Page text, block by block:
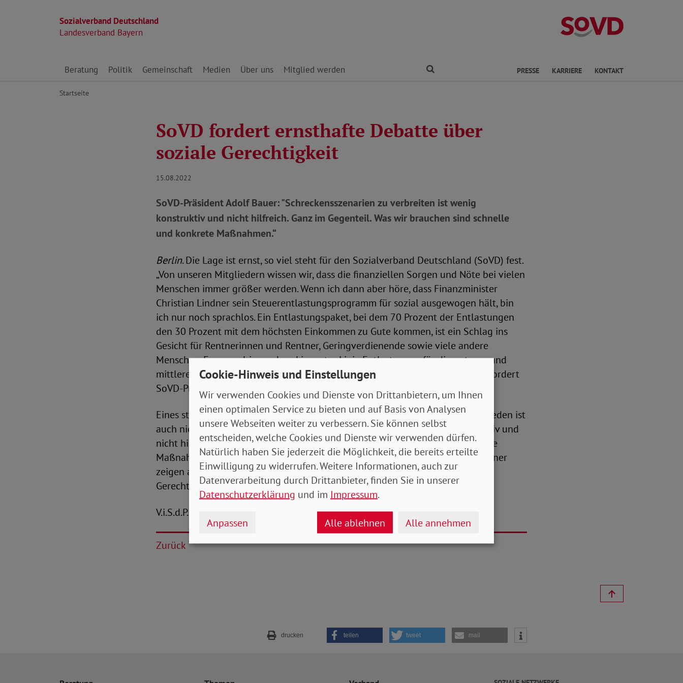
Sozialverband Deutschland
Landesverband Bayern
Landesverband
Direkt zu den Inhalten springen
Beratung Politik Gemeinschaft Medien Über uns Mitglied werden PRESSE KARRIERE KONTAKT
Startseite
SoVD fordert ernsthafte Debatte über
soziale Gerechtigkeit
15.08.2022
SoVD-Präsident Adolf Bauer: "Schreckensszenarien zu verbreiten ist wenig
konstruktiv und nicht hilfreich. Ganz im Gegenteil. Was wir brauchen sind schnelle
und konkrete Maßnahmen.“
Berlin. Die Lage ist ernst, so viel steht für den Sozialverband Deutschland (SoVD) fest.
„Von unseren Mitgliedern wissen wir, dass die finanziellen Sorgen und Nöte bei vielen
Menschen immer größer werden. Wenn ich dann aber höre, dass Finanzminister
Christian Lindner sein Steuerentlastungsprogramm für sozial ausgewogen hält, bin
ich nur noch sprachlos. Ein Entlastungspaket, bei dem 70 Prozent der Entlastungen
den 30 Prozent mit dem höchsten Einkommen zu Gute kommen, ist ein Schlag ins
Gesicht für Rentnerinnen und Rentner, Geringverdienende sowie viele andere
Menschen. Es muss dringend und in erster Linie Entlastungen für die unteren und
mittleren Einkommen geben. Daran führt aus unserer Sicht kein Weg vorbei“, fordert
SoVD-Präsident Adolf Bauer.
Eines steht für den SoVD jedoch auch außer Frage. Soziale Unruhen herbeizureden ist
auch nicht die Lösung. „Schreckensszenarien zu verbreiten ist wenig konstruktiv und
nicht hilfreich. Ganz im Gegenteil. Was wir brauchen sind schnelle und konkrete
Maßnahmen. Die Diskussion rund um die Steuerpläne von Finanzminister Lindner
zeigen aber auch, dass wir sehr dringend eine ernsthafte Debatte über soziale
Gerechtigkeit und die Umverteilung von Vermögen führen müssen“, so Bauer.
V.i.S.d.P.: Christian Draheim
Zurück
drucken teilen tweet mail
Cookie-Hinweis und Einstellungen
Wir verwenden Cookies und Dienste von Drittanbietern, um Ihnen
einen optimalen Service zu bieten und auf Basis von Analysen
unsere Webseiten weiter zu verbessern. Sie können selbst
entscheiden, welche Cookies und Dienste wir verwenden dürfen.
Natürlich haben Sie jederzeit die Möglichkeit, die bereits erteilte
Einwilligung zu widerrufen. Weitere Informationen, auch zur
Datenverarbeitung durch Drittanbieter, finden Sie in unserer
Datenschutzerklärung und im Impressum.
Anpassen Alle ablehnen Alle annehmen